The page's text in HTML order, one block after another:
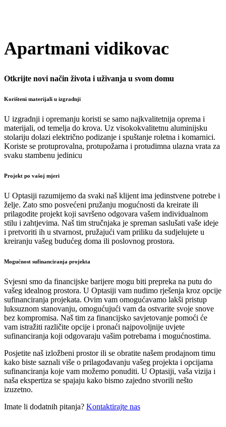
Apartmani vidikovac
Otkrijte novi način života i uživanja u svom domu
Korišteni materijali u izgradnji
U izgradnji i opremanju koristi se samo najkvalitetnija oprema i
materijali, od temelja do krova. Uz visokokvalitetnu aluminijsku
stolariju dolazi električno podizanje i spuštanje roletna i komarnici.
Koriste se protuprovalna, protupožarna i protudimna ulazna vrata za
svaku stambenu jedinicu
Projekt po vašoj mjeri
U Optasiji razumijemo da svaki naš klijent ima jedinstvene potrebe i
želje. Zato smo posvećeni pružanju mogućnosti da kreirate ili
prilagodite projekt koji savršeno odgovara vašem individualnom
stilu i zahtjevima. Naš tim stručnjaka je spreman saslušati vaše ideje
i pretvoriti ih u stvarnost, pružajući vam priliku da sudjelujete u
kreiranju vašeg budućeg doma ili poslovnog prostora.
Mogućnost sufinanciranja projekta
Svjesni smo da financijske barijere mogu biti prepreka na putu do
vašeg idealnog prostora. U Optasiji vam nudimo rješenja kroz opcije
sufinanciranja projekata. Ovim vam omogućavamo lakši pristup
luksuznom stanovanju, omogućujući vam da ostvarite svoje snove
bez kompromisa. Naš tim za financijsko savjetovanje pomoći će
vam istražiti različite opcije i pronaći najpovoljnije uvjete
sufinanciranja koji odgovaraju vašim potrebama i mogućnostima.
Posjetite naš izložbeni prostor ili se obratite našem prodajnom timu
kako biste saznali više o prilagođavanju vašeg projekta i opcijama
sufinanciranja koje vam možemo ponuditi. U Optasiji, vaša vizija i
naša ekspertiza se spajaju kako bismo zajedno stvorili nešto
izuzetno.
Imate li dodatnih pitanja? Kontaktirajte nas